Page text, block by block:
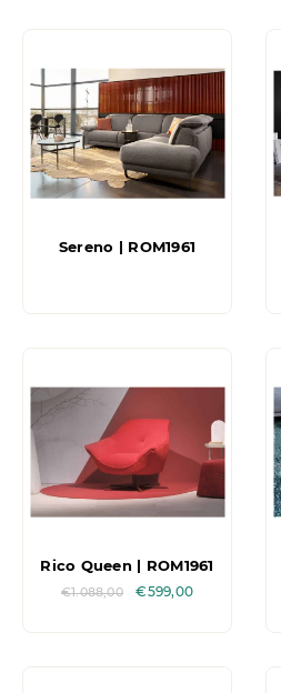
Sereno | ROM1961
Rico Queen | ROM1961
€1.088,00 €599,00